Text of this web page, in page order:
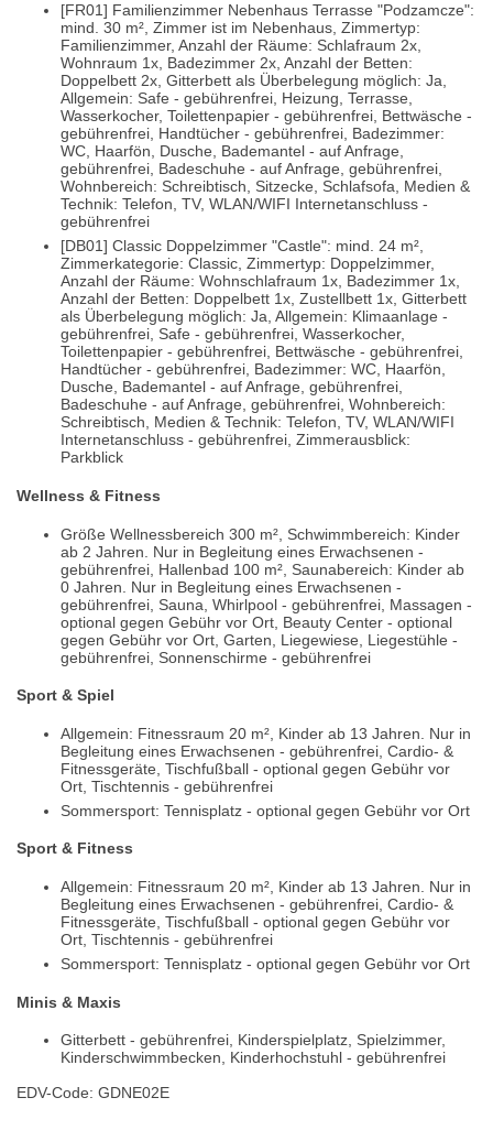
[FR01] Familienzimmer Nebenhaus Terrasse "Podzamcze":
mind. 30 m², Zimmer ist im Nebenhaus, Zimmertyp:
Familienzimmer, Anzahl der Räume: Schlafraum 2x,
Wohnraum 1x, Badezimmer 2x, Anzahl der Betten:
Doppelbett 2x, Gitterbett als Überbelegung möglich: Ja,
Allgemein: Safe - gebührenfrei, Heizung, Terrasse,
Wasserkocher, Toilettenpapier - gebührenfrei, Bettwäsche -
gebührenfrei, Handtücher - gebührenfrei, Badezimmer:
WC, Haarfön, Dusche, Bademantel - auf Anfrage,
gebührenfrei, Badeschuhe - auf Anfrage, gebührenfrei,
Wohnbereich: Schreibtisch, Sitzecke, Schlafsofa, Medien &
Technik: Telefon, TV, WLAN/WIFI Internetanschluss -
gebührenfrei
[DB01] Classic Doppelzimmer "Castle": mind. 24 m²,
Zimmerkategorie: Classic, Zimmertyp: Doppelzimmer,
Anzahl der Räume: Wohnschlafraum 1x, Badezimmer 1x,
Anzahl der Betten: Doppelbett 1x, Zustellbett 1x, Gitterbett
als Überbelegung möglich: Ja, Allgemein: Klimaanlage -
gebührenfrei, Safe - gebührenfrei, Wasserkocher,
Toilettenpapier - gebührenfrei, Bettwäsche - gebührenfrei,
Handtücher - gebührenfrei, Badezimmer: WC, Haarfön,
Dusche, Bademantel - auf Anfrage, gebührenfrei,
Badeschuhe - auf Anfrage, gebührenfrei, Wohnbereich:
Schreibtisch, Medien & Technik: Telefon, TV, WLAN/WIFI
Internetanschluss - gebührenfrei, Zimmerausblick:
Parkblick
Wellness & Fitness
Größe Wellnessbereich 300 m², Schwimmbereich: Kinder
ab 2 Jahren. Nur in Begleitung eines Erwachsenen -
gebührenfrei, Hallenbad 100 m², Saunabereich: Kinder ab
0 Jahren. Nur in Begleitung eines Erwachsenen -
gebührenfrei, Sauna, Whirlpool - gebührenfrei, Massagen -
optional gegen Gebühr vor Ort, Beauty Center - optional
gegen Gebühr vor Ort, Garten, Liegewiese, Liegestühle -
gebührenfrei, Sonnenschirme - gebührenfrei
Sport & Spiel
Allgemein: Fitnessraum 20 m², Kinder ab 13 Jahren. Nur in
Begleitung eines Erwachsenen - gebührenfrei, Cardio- &
Fitnessgeräte, Tischfußball - optional gegen Gebühr vor
Ort, Tischtennis - gebührenfrei
Sommersport: Tennisplatz - optional gegen Gebühr vor Ort
Sport & Fitness
Allgemein: Fitnessraum 20 m², Kinder ab 13 Jahren. Nur in
Begleitung eines Erwachsenen - gebührenfrei, Cardio- &
Fitnessgeräte, Tischfußball - optional gegen Gebühr vor
Ort, Tischtennis - gebührenfrei
Sommersport: Tennisplatz - optional gegen Gebühr vor Ort
Minis & Maxis
Gitterbett - gebührenfrei, Kinderspielplatz, Spielzimmer,
Kinderschwimmbecken, Kinderhochstuhl - gebührenfrei
EDV-Code: GDNE02E